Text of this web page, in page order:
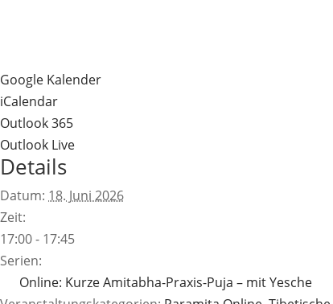
Google Kalender
iCalendar
Outlook 365
Outlook Live
Details
Datum: 18. Juni 2026
Zeit:
17:00 - 17:45
Serien:
Online: Kurze Amitabha-Praxis-Puja – mit Yesche